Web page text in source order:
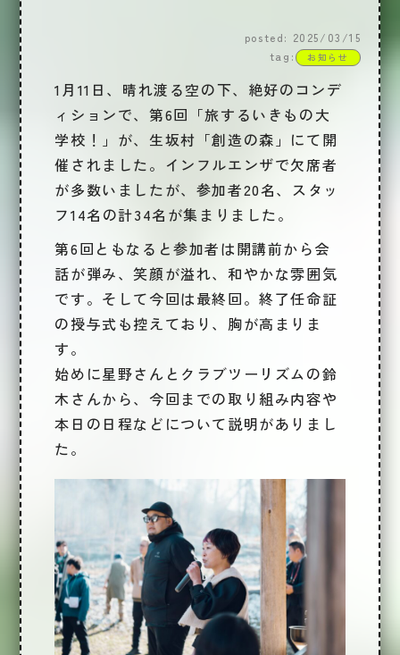
posted: 2025/03/15
tag:
お知らせ
1月11日、晴れ渡る空の下、絶好のコンデ
ィションで、第6回「旅するいきもの大
学校！」 が、生坂村「創造の森」にて開
催されました。インフルエンザで欠席者
が多数いましたが、参加者20名、スタッ
フ14名の計34名が集まりました。
第6回ともなると参加者は開講前から会
話が弾み、笑顔が溢れ、和やかな雰囲気
です。そして今回は最終回。終了任命証
の授与式も控えており、胸が高まりま
す。
始めに星野さんとクラブツーリズムの鈴
木さんから、今回までの取り組み内容や
本日の日程などについて説明がありまし
た。